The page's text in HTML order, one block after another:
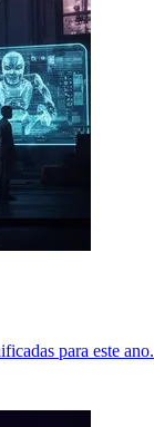
para este ano.